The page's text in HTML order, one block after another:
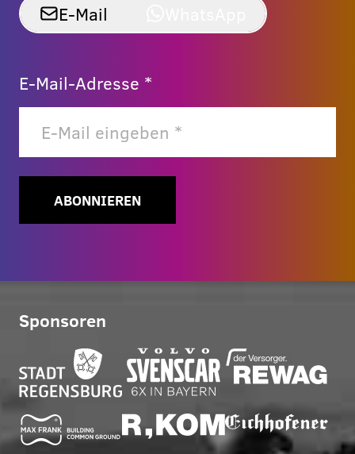
E-Mail
E-Mail-Adresse *
ABONNIEREN
Sponsoren